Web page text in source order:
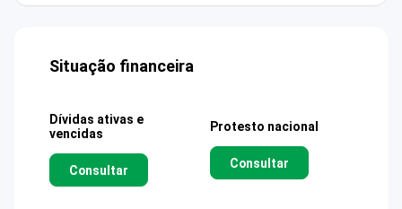
Situação financeira
Dívidas ativas e
vencidas
Consultar
Protesto nacional
Consultar